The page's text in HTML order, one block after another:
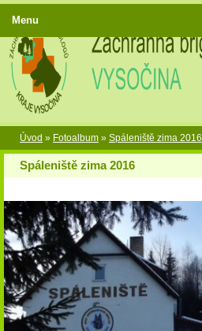
Úvod » Fotoalbum » Spáleniště zima 2016
Spáleniště zima 2016
Menu